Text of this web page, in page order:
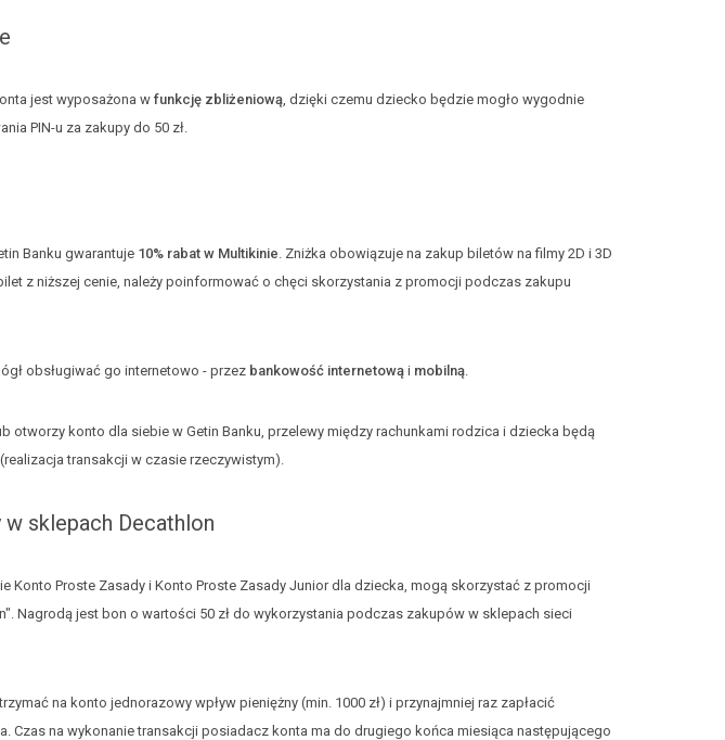
jest wyposażona w funkcję zbliżeniową, dzięki czemu dziecko będzie mogło wygodnie
PIN-u za zakupy do 50 zł.
Banku gwarantuje 10% rabat w Multikinie. Zniżka obowiązuje na zakup biletów na filmy 2D i 3D
z niższej cenie, należy poinformować o chęci skorzystania z promocji podczas zakupu
obsługiwać go internetowo - przez bankowość internetową i mobilną.
otworzy konto dla siebie w Getin Banku, przelewy między rachunkami rodzica i dziecka będą
transakcji w czasie rzeczywistym).
w sklepach Decathlon
Konto Proste Zasady i Konto Proste Zasady Junior dla dziecka, mogą skorzystać z promocji
Nagrodą jest bon o wartości 50 zł do wykorzystania podczas zakupów w sklepach sieci
na konto jednorazowy wpływ pieniężny (min. 1000 zł) i przynajmniej raz zapłacić
Czas na wykonanie transakcji posiadacz konta ma do drugiego końca miesiąca następującego